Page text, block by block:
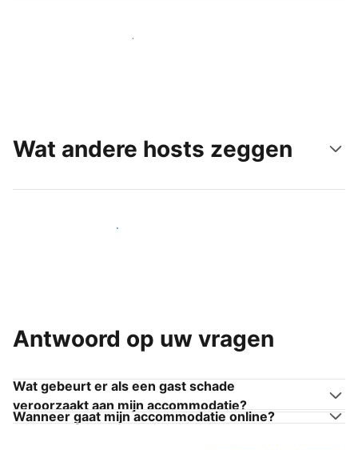
Bereik vandaag nog nieuwe gasten
Wat andere hosts zeggen
Word een van onze vele hosts
Antwoord op uw vragen
Wat gebeurt er als een gast schade
veroorzaakt aan mijn accommodatie?
Wanneer gaat mijn accommodatie online?